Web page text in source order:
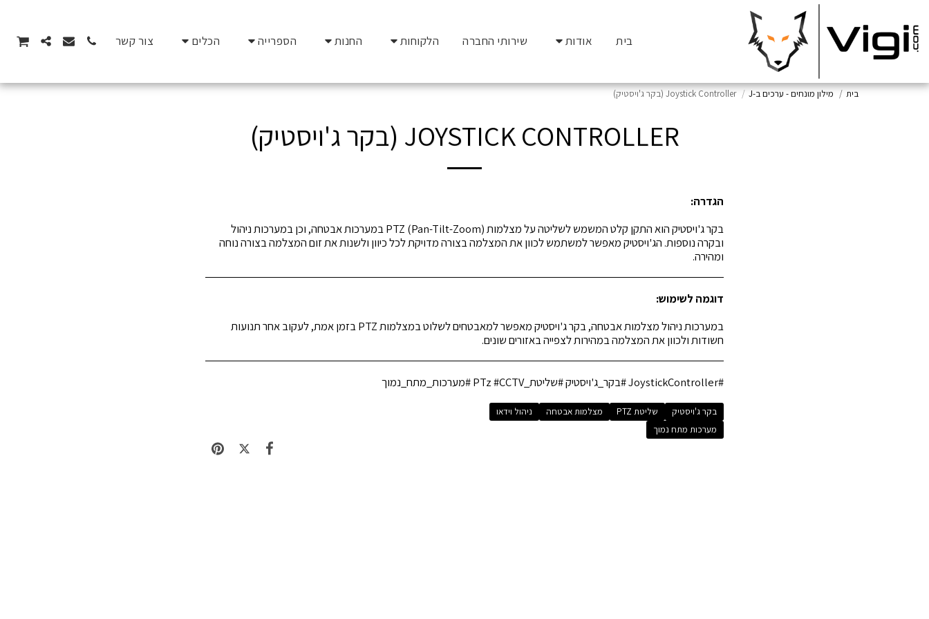
בית אודות שירותי החברה הלקוחות החנות הספרייה הכלים צור קשר
בית מילון מונחים - ערכים ב-J Joystick Controller (בקר ג'ויסטיק)
JOYSTICK CONTROLLER (בקר ג'ויסטיק)
הגדרה:
בקר ג'ויסטיק הוא התקן קלט המשמש לשליטה על מצלמות PTZ (Pan-Tilt-Zoom) במערכות אבטחה, וכן במערכות ניהול
ובקרה נוספות. הג'ויסטיק מאפשר למשתמש לכוון את המצלמה בצורה מדויקת לכל כיוון ולשנות את זום המצלמה בצורה נוחה
ומהירה.
דוגמה לשימוש:
במערכות ניהול מצלמות אבטחה, בקר ג'ויסטיק מאפשר למאבטחים לשלוט במצלמות PTZ בזמן אמת, לעקוב אחר תנועות
חשודות ולכוון את המצלמה במהירות לצפייה באזורים שונים.
#JoystickController #בקר_ג'ויסטיק #שליטת_PTz #CCTV #מערכות_מתח_נמוך
בקר ג'ויסטיק שליטת PTZ מצלמות אבטחה
ניהול וידאו
מערכות מתח נמוך